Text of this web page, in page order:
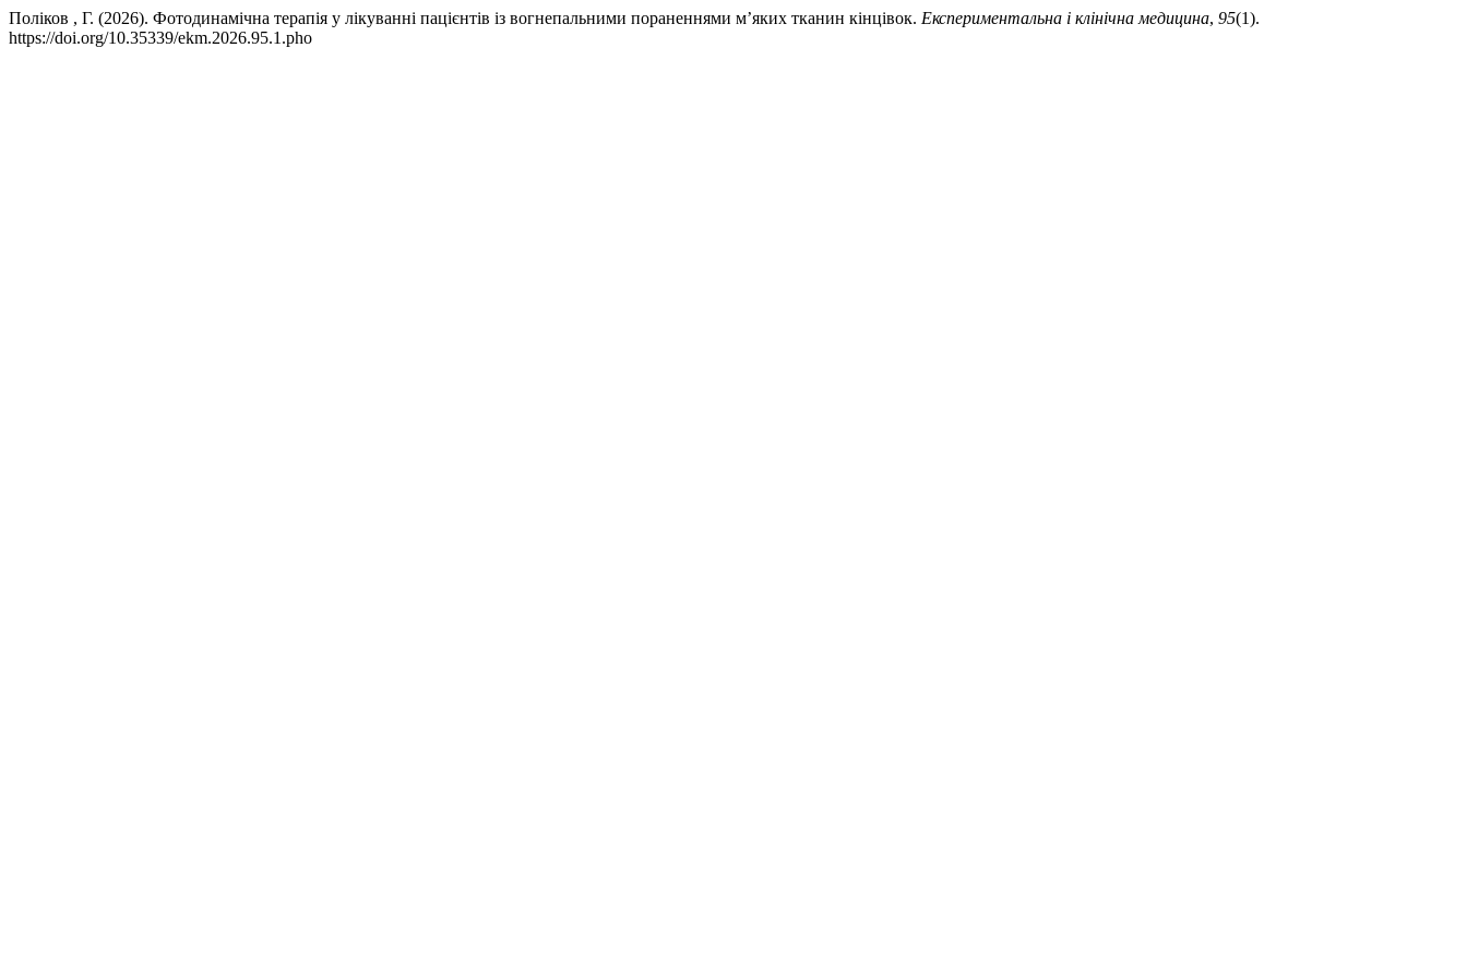
Поліков , Г. (2026). Фотодинамічна терапія у лікуванні пацієнтів із вогнепальними пораненнями м’яких тканин кінцівок. Експериментальна і клінічна медицина, 95(1).
https://doi.org/10.35339/ekm.2026.95.1.pho